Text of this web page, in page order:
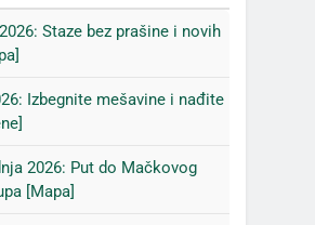
Staze bez prašine i novih
Izbegnite mešavine i nađite
2026: Put do Mačkovog
[Mapa]